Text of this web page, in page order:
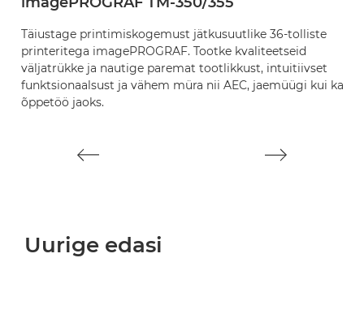
Täiustage printimiskogemust jätkusuutlike 36-tolliste
printeritega imagePROGRAF. Tootke kvaliteetseid
väljatrükke ja nautige paremat tootlikkust, intuitiivset
funktsionaalsust ja vähem müra nii AEC, jaemüügi kui ka
õppetöö jaoks.
Uurige edasi